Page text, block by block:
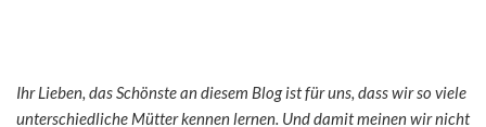
Ihr Lieben, das Schönste an diesem Blog ist für uns, dass wir so viele
unterschiedliche Mütter kennen lernen. Und damit meinen wir nicht